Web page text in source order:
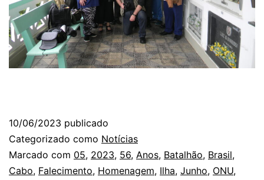
10/06/2023 publicado
Categorizado como Notícias
Marcado com 05, 2023, 56, Anos, Batalhão, Brasil,
Cabo, Falecimento, Homenagem, Ilha, Junho, ONU,